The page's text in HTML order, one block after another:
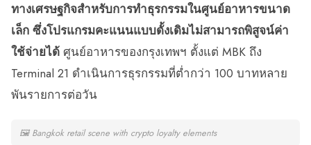
ทางเศรษฐกิจสำหรับการทำธุรกรรมในศูนย์อาหารขนาด
เล็ก ซึ่งโปรแกรมคะแนนแบบดั้งเดิมไม่สามารถพิสูจน์ค่า
ใช้จ่ายได้ ศูนย์อาหารของกรุงเทพฯ ตั้งแต่ MBK ถึง
Terminal 21 ดำเนินการธุรกรรมที่ต่ำกว่า 100 บาทหลาย
พันรายการต่อวัน
🖼 Bangkok retail scene with crypto loyalty elements